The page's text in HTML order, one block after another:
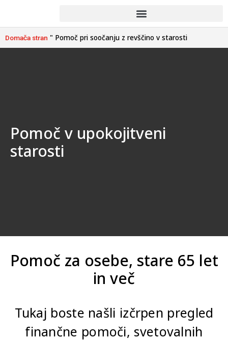
Domača stran " Pomoč pri soočanju z revščino v starosti
Pomoč v upokojitveni
starosti
Pomoč za osebe, stare 65 let
in več
Tukaj boste našli izčrpen pregled
finančne pomoči, svetovalnih